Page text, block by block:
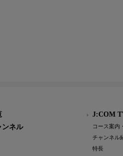
ンネル
J:COM
コース案内
チャンネル
特長